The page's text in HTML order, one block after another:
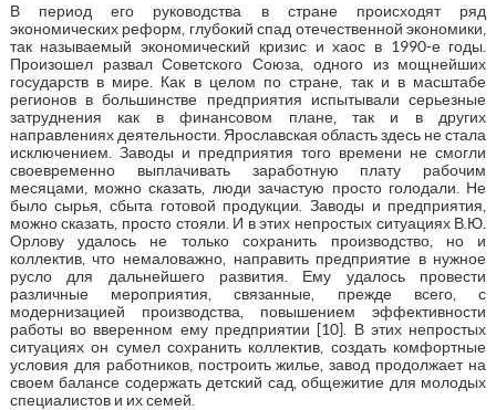
В период его руководства в стране происходят ряд
экономических реформ, глубокий спад отечественной экономики,
так называемый экономический кризис и хаос в 1990-е годы.
Произошел развал Советского Союза, одного из мощнейших
государств в мире. Как в целом по стране, так и в масштабе
регионов в большинстве предприятия испытывали серьезные
затруднения как в финансовом плане, так и в других
направлениях деятельности. Ярославская область здесь не стала
исключением. Заводы и предприятия того времени не смогли
своевременно выплачивать заработную плату рабочим
месяцами, можно сказать, люди зачастую просто голодали. Не
было сырья, сбыта готовой продукции. Заводы и предприятия,
можно сказать, просто стояли. И в этих непростых ситуациях В.Ю.
Орлову удалось не только сохранить производство, но и
коллектив, что немаловажно, направить предприятие в нужное
русло для дальнейшего развития. Ему удалось провести
различные мероприятия, связанные, прежде всего, с
модернизацией производства, повышением эффективности
работы во вверенном ему предприятии [10]. В этих непростых
ситуациях он сумел сохранить коллектив, создать комфортные
условия для работников, построить жилье, завод продолжает на
своем балансе содержать детский сад, общежитие для молодых
специалистов и их семей.